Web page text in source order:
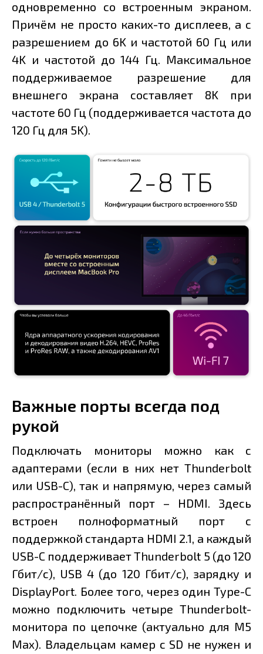
одновременно со встроенным экраном.
Причём не просто каких-то дисплеев, а с
разрешением до 6K и частотой 60 Гц или
4K и частотой до 144 Гц. Максимальное
поддерживаемое разрешение для
внешнего экрана составляет 8K при
частоте 60 Гц (поддерживается частота до
120 Гц для 5K).
Важные порты всегда под
рукой
Подключать мониторы можно как с
адаптерами (если в них нет Thunderbolt
или USB-C), так и напрямую, через самый
распространённый порт – HDMI. Здесь
встроен полноформатный порт с
поддержкой стандарта HDMI 2.1, а каждый
USB-C поддерживает Thunderbolt 5 (до 120
Гбит/с), USB 4 (до 120 Гбит/с), зарядку и
DisplayPort. Более того, через один Type-C
можно подключить четыре Thunderbolt-
монитора по цепочке (актуально для M5
Max). Владельцам камер с SD не нужен и